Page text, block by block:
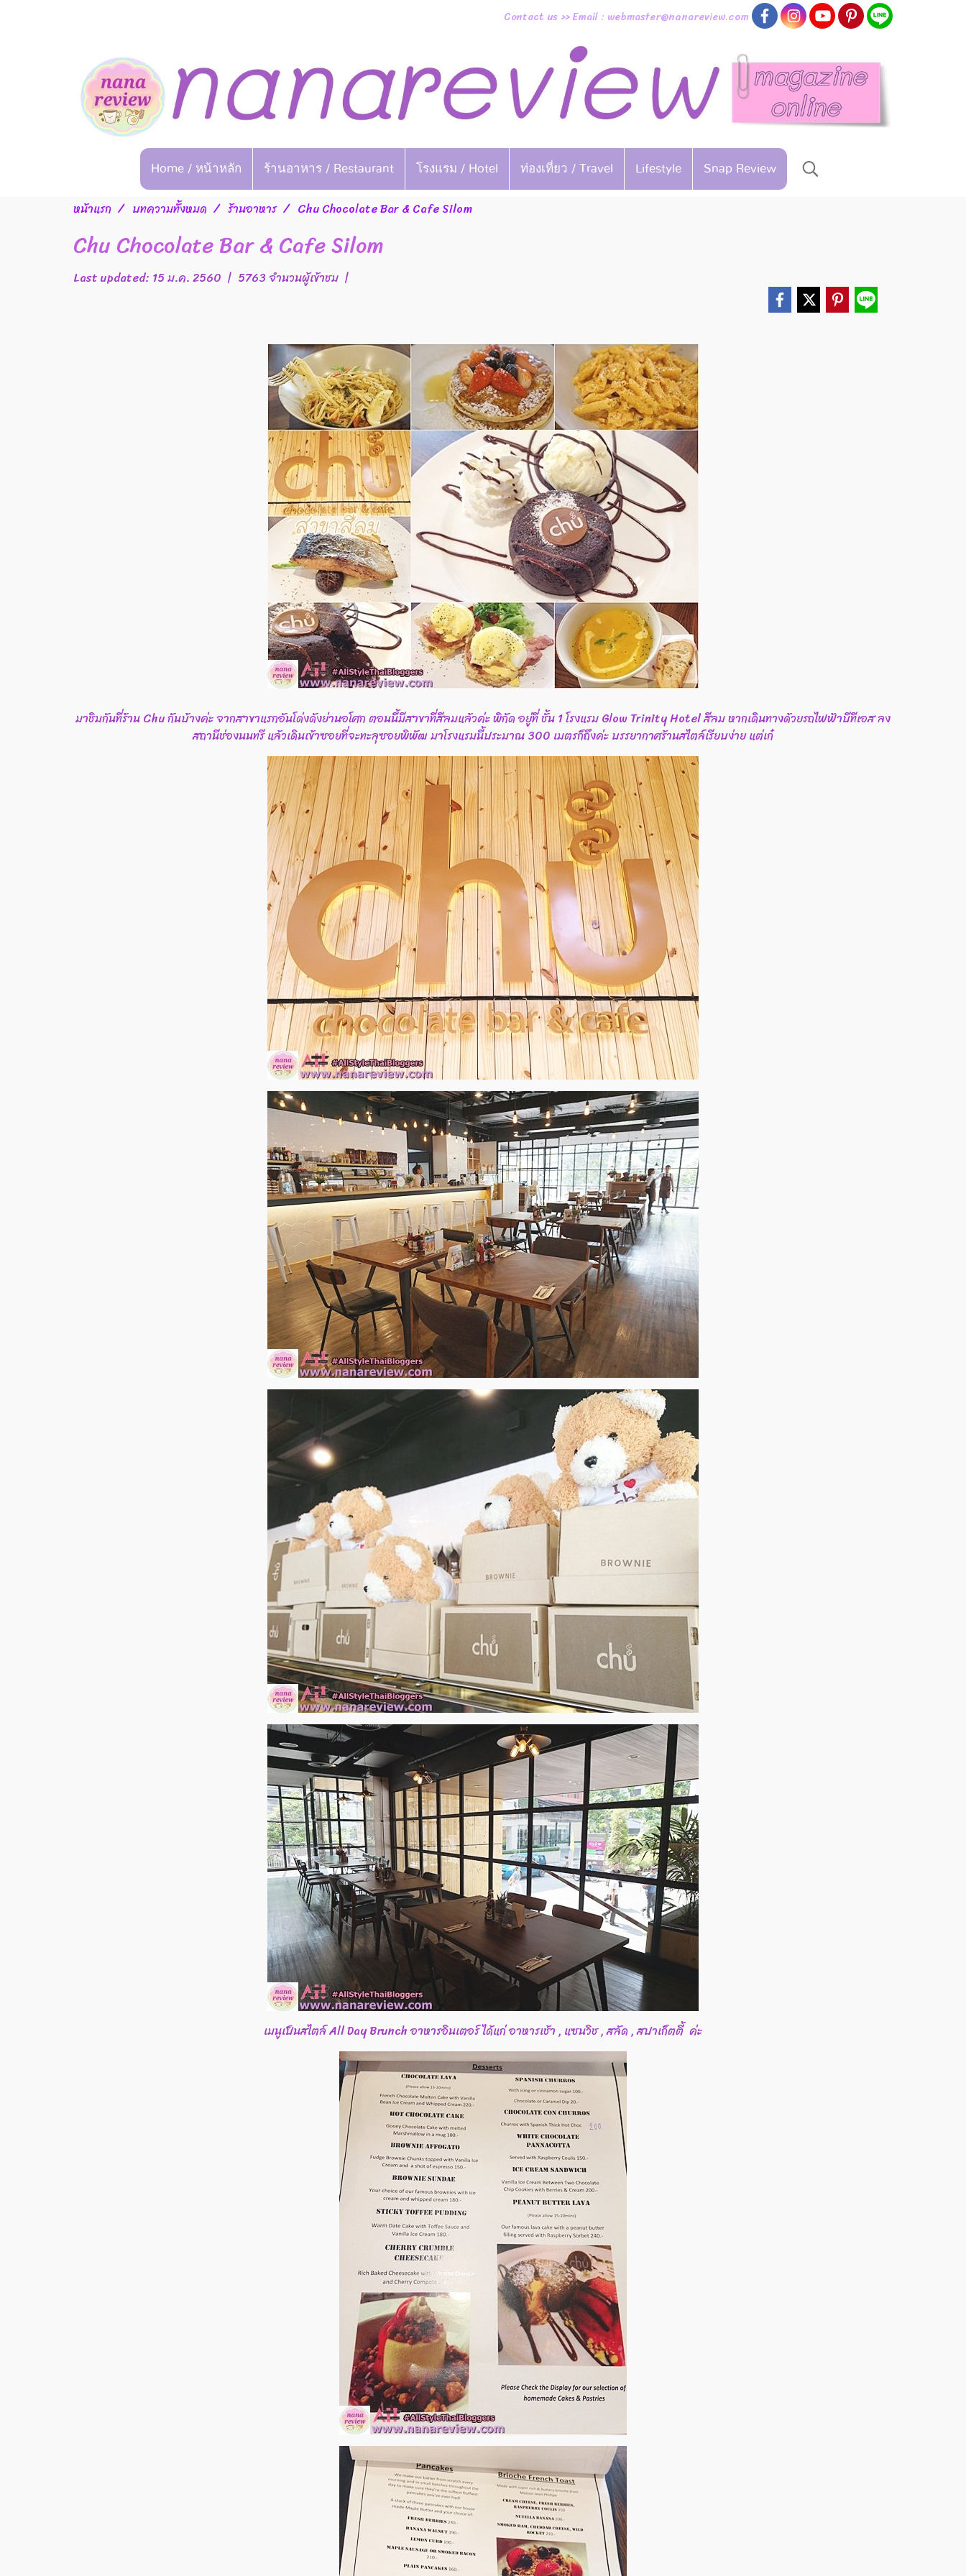
Contact us >> Email : webmaster@nanareview.com
Home / หน้าหลัก ร้านอาหาร / Restaurant โรงแรม / Hotel ท่องเที่ยว / Travel Lifestyle Snap Review
หน้าแรก บทความทั้งหมด ร้านอาหาร Chu Chocolate Bar & Cafe Silom
Chu Chocolate Bar & Cafe Silom
Last updated: 15 ม.ค. 2560 | 5763 จำนวนผู้เข้าชม |
มาชิมกันที่ร้าน Chu กันบ้างค่ะ จากสาขาแรกอันโด่งดังย่านอโศก ตอนนี้มีสาขาที่สีลมแล้วค่ะ พิกัด อยู่ที่ ชั้น 1 โรงแรม Glow Trinity Hotel สีลม หากเดินทางด้วยรถไฟฟ้าบีทีเอส ลง
สถานีช่องนนทรี แล้วเดินเข้าซอยที่จะทะลุซอยพิพัฒ มาโรงแรมนี้ประมาณ 300 เมตรก็ถึงค่ะ บรรยากาศร้านสไตล์เรียบง่าย แต่เก๋
เมนูเป็นสไตล์ All Day Brunch อาหารอินเตอร์ ได้แก่ อาหารเช้า , แซนวิช , สลัด , สปาเก็ตตี้ ค่ะ